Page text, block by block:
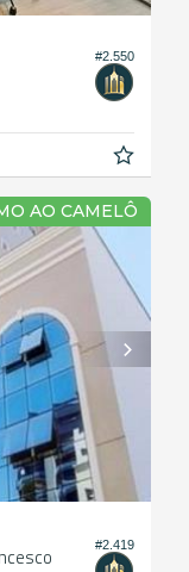
#2.550
AO CAMELÔ
#2.419